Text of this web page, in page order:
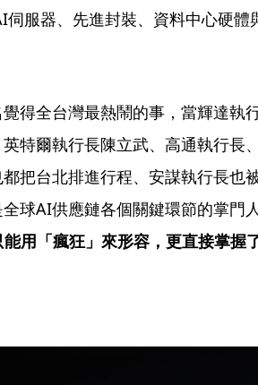
服器、先進封裝、資料中心硬體
得全台灣最熱鬧的事，當輝達執
特爾執行長陳立武、高通執行長
把台北排進行程、安謀執行長也
球AI供應鏈各個關鍵環節的掌門人
用「瘋狂」來形容，更直接掌握